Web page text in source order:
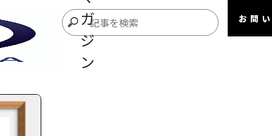
ガ
ジ
ン
お問